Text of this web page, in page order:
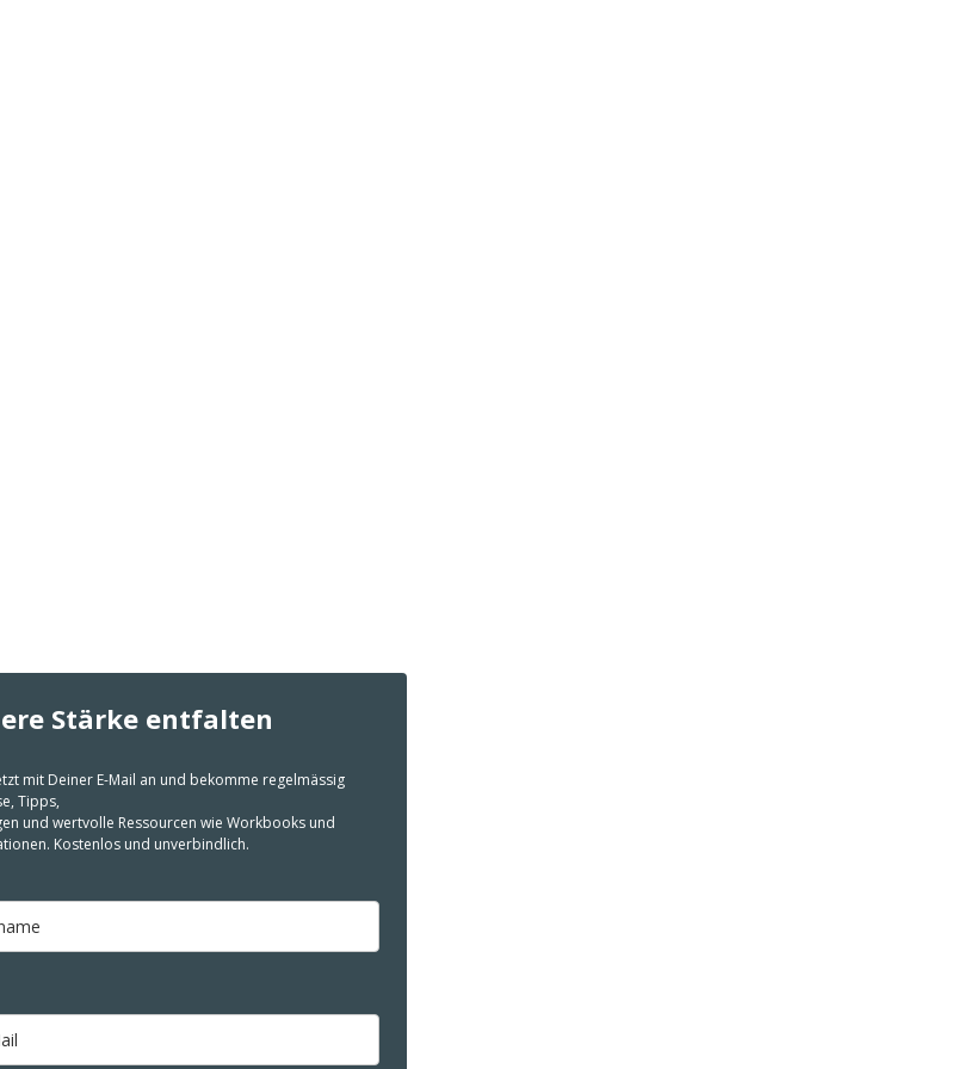
Stärke entfalten
mit Deiner E-Mail an und bekomme regelmässig
Tipps,
und wertvolle Ressourcen wie Workbooks und
Kostenlos und unverbindlich.